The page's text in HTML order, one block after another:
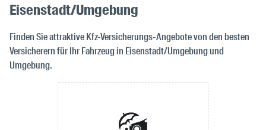
Eisenstadt/Umgebung
Finden Sie attraktive Kfz-Versicherungs-Angebote von den besten
Versicherern für Ihr Fahrzeug in Eisenstadt/Umgebung und
Umgebung.